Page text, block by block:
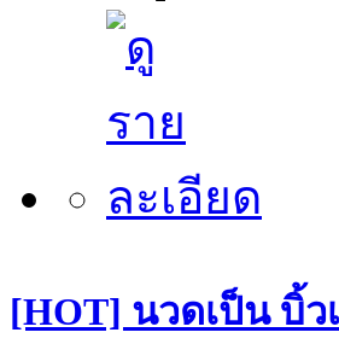
[HOT] นวดเป็น บิ้ว